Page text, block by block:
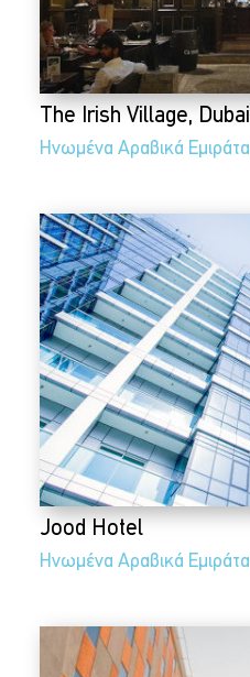
The Irish Village, Dubai
Ηνωμένα Αραβικά Εμιράτα
Jood Hotel
Ηνωμένα Αραβικά Εμιράτα